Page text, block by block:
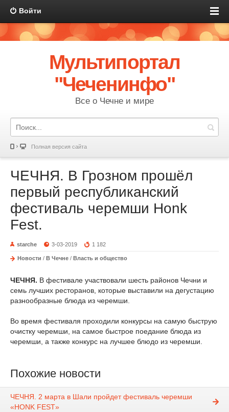
Войти
Мультипортал
"Чеченинфо"
Все о Чечне и мире
Полная версия сайта
ЧЕЧНЯ. В Грозном прошёл
первый республиканский
фестиваль черемши Honk
Fest.
starche 3-03-2019 1 182
Новости / В Чечне / Власть и общество
ЧЕЧНЯ. В фестивале участвовали шесть районов Чечни и
семь лучших ресторанов, которые выставили на дегустацию
разнообразные блюда из черемши.
Во время фестиваля проходили конкурсы на самую быструю
очистку черемши, на самое быстрое поедание блюда из
черемши, а также конкурс на лучшее блюдо из черемши.
Похожие новости
ЧЕЧНЯ. 2 марта в Шали пройдет фестиваль черемши
«HONK FEST»